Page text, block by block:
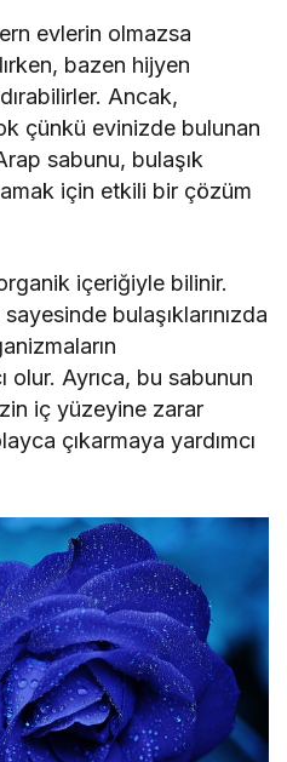
evlerin olmazsa
bazen hijyen
Ancak,
çünkü evinizde bulunan
sabunu, bulaşık
için etkili bir çözüm
içeriğiyle bilinir.
bulaşıklarınızda
olur. Ayrıca, bu sabunun
iç yüzeyine zarar
çıkarmaya yardımcı